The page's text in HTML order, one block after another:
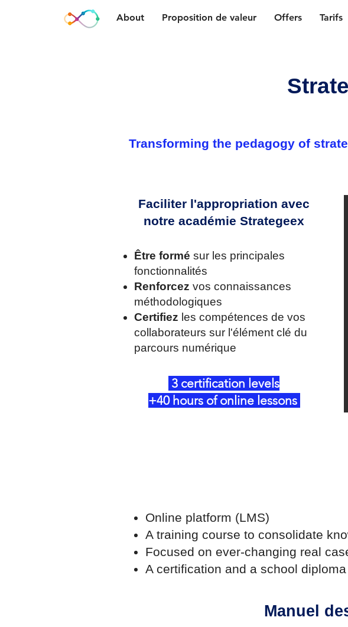
About Proposition de valeur Offers Tarifs
Transforming the pedagogy of
Faciliter l'appropriation avec
notre académie Strategeex
Être formé sur les principales
fonctionnalités
Renforcez vos connaissances
méthodologiques
Certifiez les compétences de vos
collaborateurs sur l'élément clé du
parcours numérique
3 certification levels
+40 hours of online lessons
Online platform (LMS)
A training course to consolidate
Focused on ever-changing real
A certification and a school diploma
Manuel